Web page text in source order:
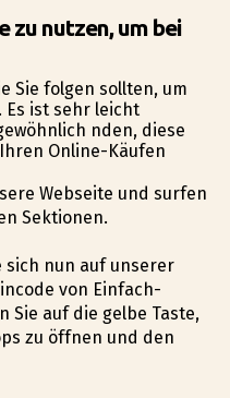
zu nutzen, um bei
Sie folgen sollten, um
Es ist sehr leicht
finden, diese
Online-Käufen
Webseite und surfen
Sektionen.
sich nun auf unserer
von Einfach-
Sie auf die gelbe Taste,
zu öffnen und den